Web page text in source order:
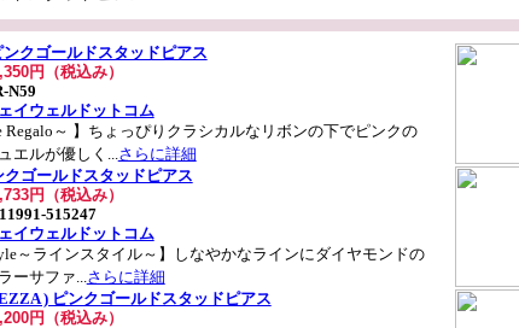
クゴールドスタッドピアス
円（税込み）
N59
イウェルドットコム
Regalo～ 】ちょっぴりクラシカルなリボンの下でピンクの
エルが優しく...さらに詳細
クゴールドスタッドピアス
円（税込み）
515247
イウェルドットコム
～ラインスタイル～】しなやかなラインにダイヤモンドの
ーサファ...さらに詳細
) ピンクゴールドスタッドピアス
円（税込み）